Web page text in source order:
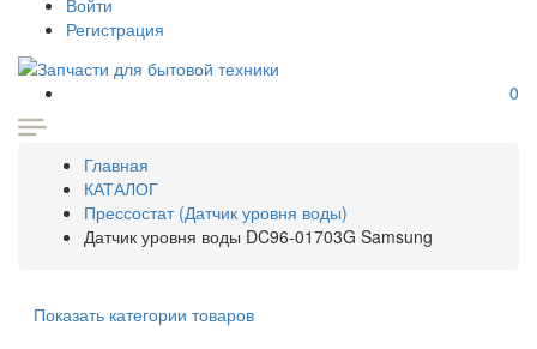
Войти
Регистрация
0
Главная
КАТАЛОГ
Прессостат (Датчик уровня воды)
Датчик уровня воды DC96-01703G Samsung
Показать категории товаров